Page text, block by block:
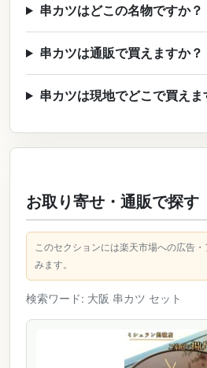
串カツはどこの名物ですか？
串カツは通販で買えますか？
串カツは現地でどこで買えま
お取り寄せ・通販で探す
このセクションには楽天市場への広告
みます。
検索ワード: 大阪 串カツ セット